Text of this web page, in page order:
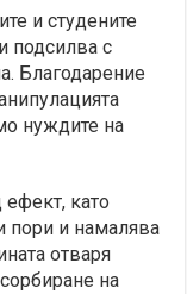
и студените
подсилва с
Благодарение
нуждите на
като
пори и намалява
отваря
на